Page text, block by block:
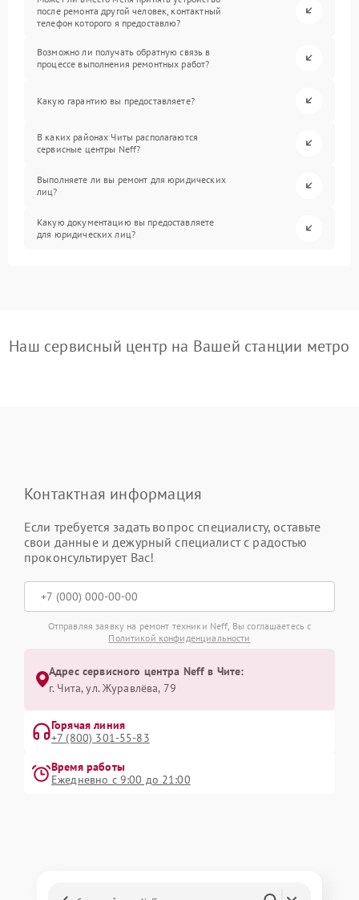
после ремонта другой человек, контактный
телефон которого я предоставлю?
Возможно ли получать обратную связь в
процессе выполнения ремонтных работ?
Какую гарантию вы предоставляете?
В каких районах Читы располагаются
сервисные центры Neff?
Выполняете ли вы ремонт для юридических
лиц?
Какую документацию вы предоставляете
для юридических лиц?
Наш сервисный центр на Вашей станции метро
Контактная информация
Если требуется задать вопрос специалисту, оставьте
свои данные и дежурный специалист с радостью
проконсультирует Вас!
Отправляя заявку на ремонт техники Neff, Вы соглашаетесь с
Политикой конфиденциальности
Адрес сервисного центра Neff в Чите:
г. Чита, ул. Журавлёва, 79
Горячая линия
+7 (800) 301-55-83
Время работы
Ежедневно с 9:00 до 21:00